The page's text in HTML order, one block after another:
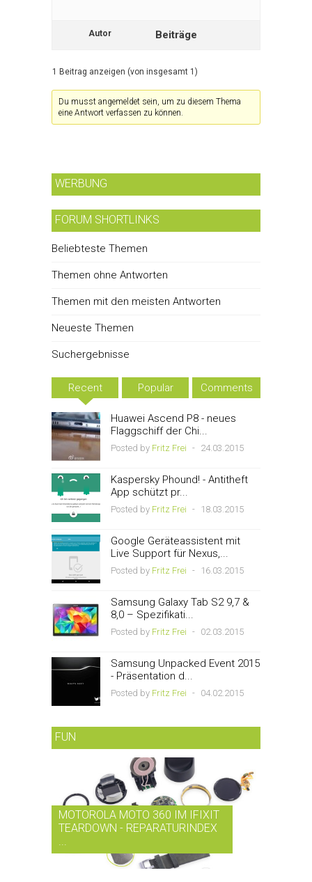
Autor Beiträge
1 Beitrag anzeigen (von insgesamt 1)
Du musst angemeldet sein, um zu diesem Thema
eine Antwort verfassen zu können.
WERBUNG
FORUM SHORTLINKS
Beliebteste Themen
Themen ohne Antworten
Themen mit den meisten Antworten
Neueste Themen
Suchergebnisse
Recent Popular Comments
Huawei Ascend P8 - neues
Flaggschiff der Chi...
Posted by Fritz Frei - 24.03.2015
Kaspersky Phound! - Antitheft
App schützt pr...
Posted by Fritz Frei - 18.03.2015
Google Geräteassistent mit
Live Support für Nexus,...
Posted by Fritz Frei - 16.03.2015
Samsung Galaxy Tab S2 9,7 &
8,0 – Spezifikati...
Posted by Fritz Frei - 02.03.2015
Samsung Unpacked Event 2015
- Präsentation d...
Posted by Fritz Frei - 04.02.2015
FUN
MOTOROLA MOTO 360 IM IFIXIT
TEARDOWN - REPARATURINDEX